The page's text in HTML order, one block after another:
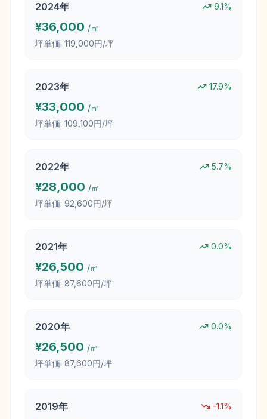
2024年 9.1%
¥36,000 /㎡
坪単価: 119,000円/坪
2023年 17.9%
¥33,000 /㎡
坪単価: 109,100円/坪
2022年 5.7%
¥28,000 /㎡
坪単価: 92,600円/坪
2021年 0.0%
¥26,500 /㎡
坪単価: 87,600円/坪
2020年 0.0%
¥26,500 /㎡
坪単価: 87,600円/坪
2019年 -1.1%